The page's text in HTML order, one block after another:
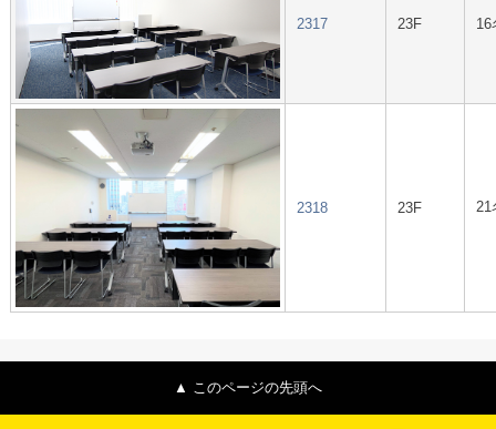
2317 23F 16
2318 23F 21
▲ このページの先頭へ